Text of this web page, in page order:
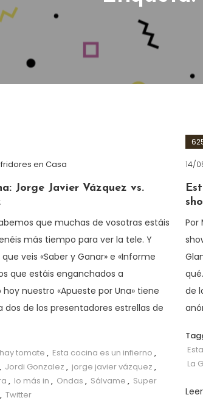
en Casa
Jorge Javier Vázquez vs.
que muchas de vosotras estáis
más tiempo para ver la tele. Y
veis «Saber y Ganar» e «Informe
que estáis enganchados a
hoy nuestro «Apueste por Una» tiene
dos de los presentadores estrellas de
tomate , Esta cocina es un infierno ,
, Jordi Gonzalez , jorge javier vázquez ,
, lo más in , Ondas , Sálvame , Super
, Twitter
14/
Por
de
La